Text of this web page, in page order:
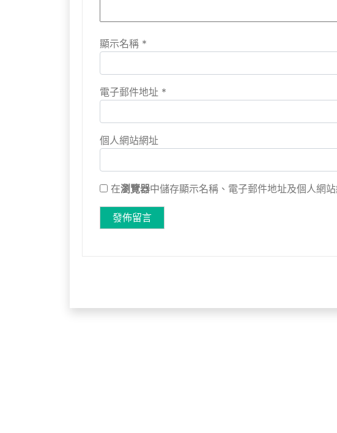
顯示名稱 *
電子郵件地址 *
個人網站網址
在瀏覽器中儲存顯示名稱、電子郵件地址及個人網